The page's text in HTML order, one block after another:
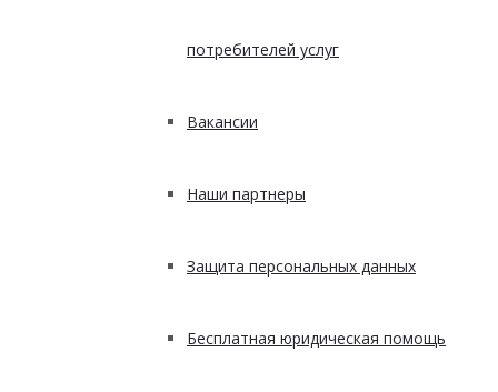
потребителей услуг
Вакансии
Наши партнеры
Защита персональных данных
Бесплатная юридическая помощь